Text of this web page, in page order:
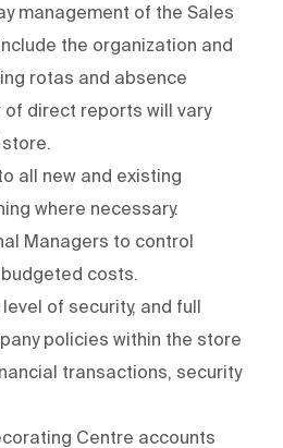
management of the Sales
the organization and
rotas and absence
of direct reports will vary
all new and existing
where necessary.
Managers to control
costs.
of security, and full
policies within the store
transactions, security
Centre accounts